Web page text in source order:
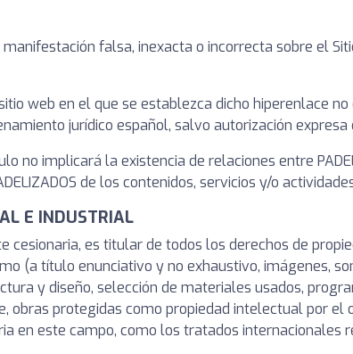
falsa, inexacta o incorrecta sobre el
web en el que se establezca dicho hiperenlace
jurídico español, salvo autorización expresa
no implicará la existencia de relaciones entre
de los contenidos, servicios y/o
E INDUSTRIAL
cesionaria, es titular de todos los derechos de
(a título enunciativo y no exhaustivo, imágenes,
y diseño, selección de materiales usados,
obras protegidas como propiedad intelectual por
en este campo, como los tratados internacionales